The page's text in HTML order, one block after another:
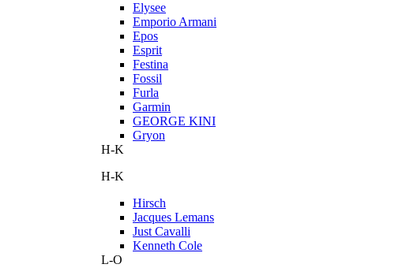
Elysee
Emporio Armani
Epos
Esprit
Festina
Fossil
Furla
Garmin
GEORGE KINI
Gryon
H-K
H-K
Hirsch
Jacques Lemans
Just Cavalli
Kenneth Cole
L-O